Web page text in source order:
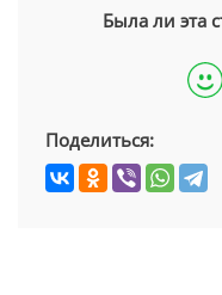
Была ли эта
Поделиться: